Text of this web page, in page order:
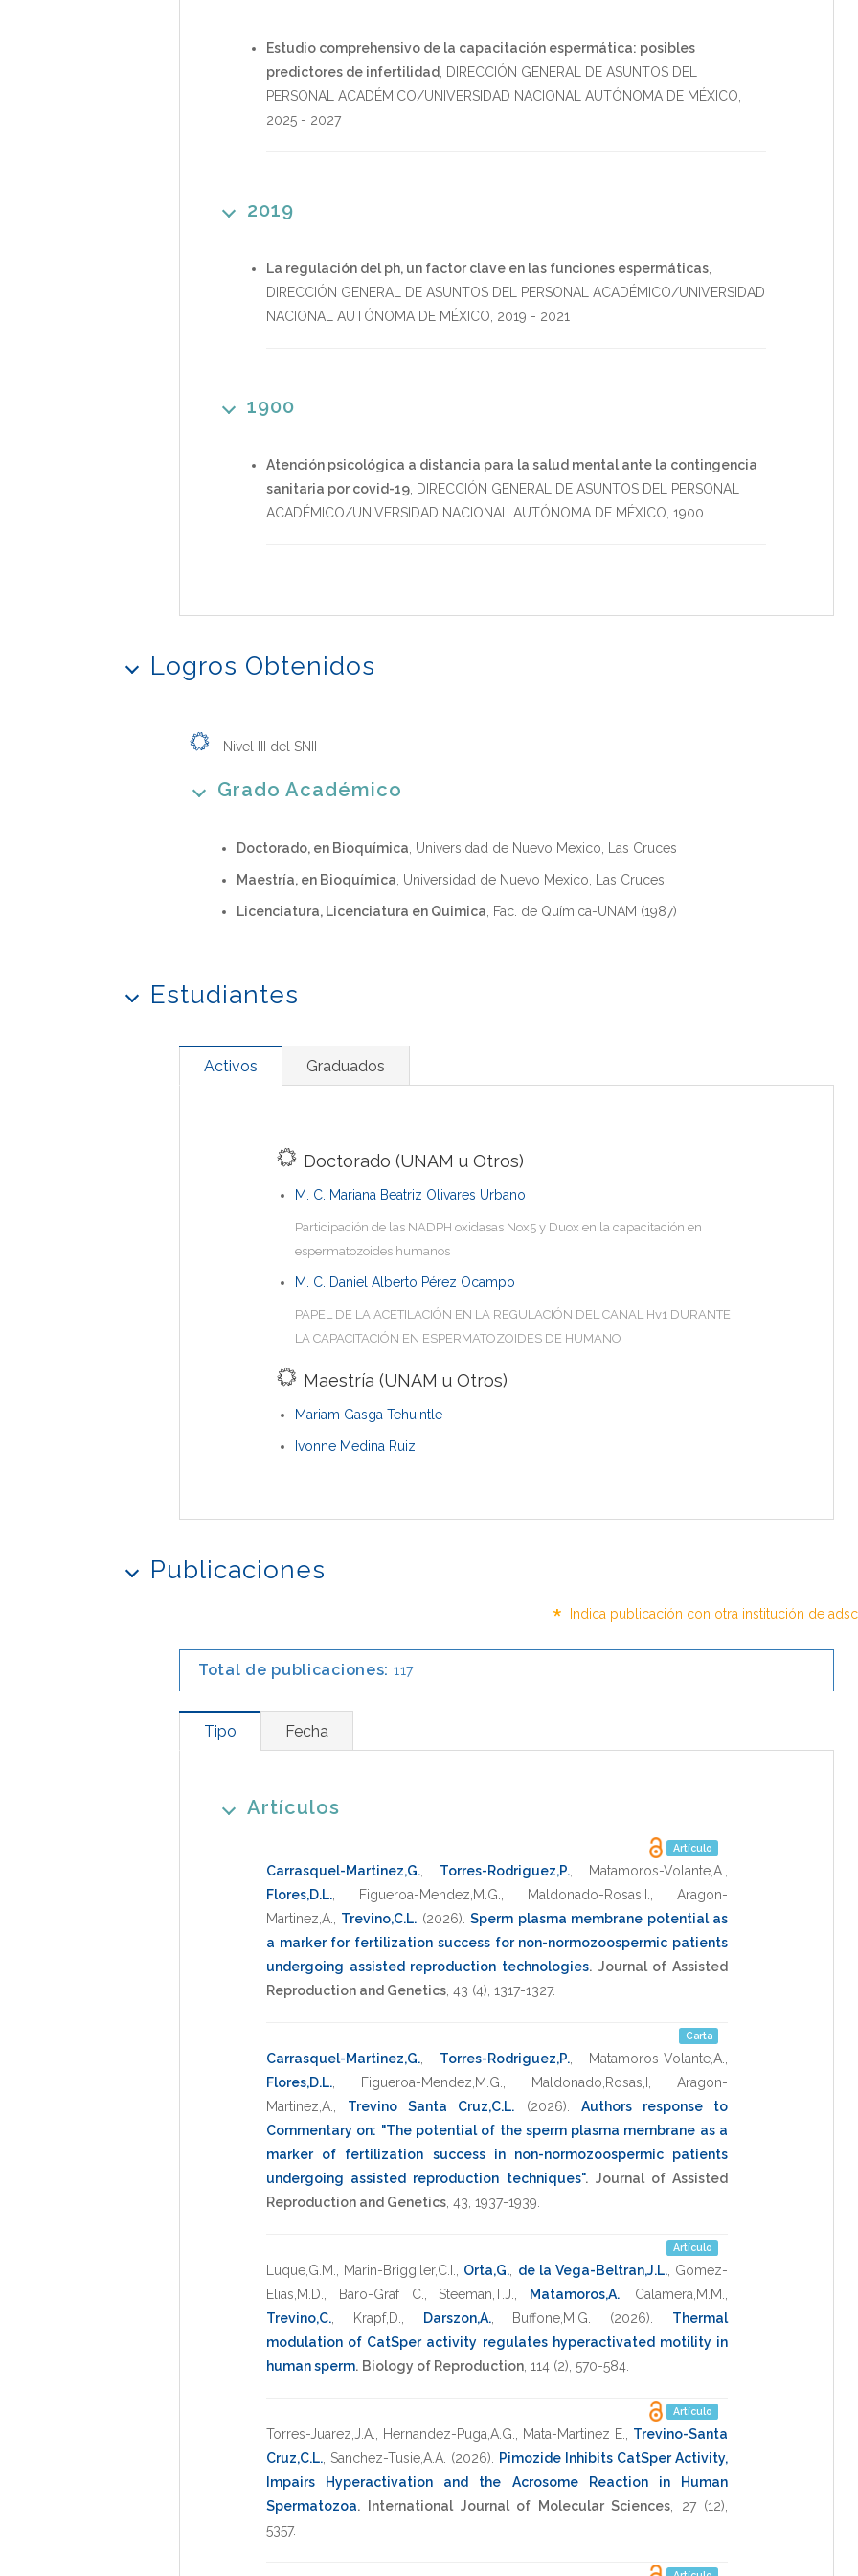
Estudio comprehensivo de la capacitación espermática: posibles
predictores de infertilidad
DIRECCIÓN GENERAL DE ASUNTOS DEL
PERSONAL ACADÉMICO/UNIVERSIDAD NACIONAL AUTÓNOMA DE MÉXICO
2025 - 2027
2019
La regulación del ph, un factor clave en las funciones espermáticas
DIRECCIÓN GENERAL DE ASUNTOS DEL PERSONAL ACADÉMICO/UNIVERSIDAD
NACIONAL AUTÓNOMA DE MÉXICO 2019 - 2021
1900
Atención psicológica a distancia para la salud mental ante la contingencia
sanitaria por covid-19 DIRECCIÓN GENERAL DE ASUNTOS DEL PERSONAL
ACADÉMICO/UNIVERSIDAD NACIONAL AUTÓNOMA DE MÉXICO 1900
Logros Obtenidos
Nivel III del SNII
Grado Académico
Doctorado, en Bioquímica , Universidad de Nuevo Mexico, Las Cruces
Maestría, en Bioquímica , Universidad de Nuevo Mexico, Las Cruces
Licenciatura, Licenciatura en Quimica , Fac. de Química-UNAM (1987)
Estudiantes
Activos Graduados
Doctorado (UNAM u Otros)
M. C. Mariana Beatriz Olivares Urbano
Participación de las NADPH oxidasas Nox5 y Duox en la capacitación en
espermatozoides humanos
M. C. Daniel Alberto Pérez Ocampo
PAPEL DE LA ACETILACIÓN EN LA REGULACIÓN DEL CANAL Hv1 DURANTE
LA CAPACITACIÓN EN ESPERMATOZOIDES DE HUMANO
Maestría (UNAM u Otros)
Mariam Gasga Tehuintle
Ivonne Medina Ruiz
Publicaciones
* Indica publicación con otra institución de
Total de publicaciones: 117
Tipo Fecha
Artículos
Artículo
Carrasquel-Martinez,G. Torres-Rodriguez,P. Matamoros-Volante,A.
Flores,D.L.
Figueroa-Mendez,M.G. Maldonado-Rosas,I.
Aragon-
Martinez,A.
Trevino,C.L. (2026) .Sperm plasma membrane potential as
a marker for fertilization success for non-normozoospermic patients
undergoing assisted reproduction technologies. Journal of Assisted
Reproduction and Genetics 43 (4), 1317-1327.
Carta
Carrasquel-Martinez,G. Torres-Rodriguez,P. Matamoros-Volante,A.
Flores,D.L.
Figueroa-Mendez,M.G. Maldonado,Rosas,I
Aragon-
Martinez,A.
Trevino Santa Cruz,C.L. (2026)
Authors response to
Commentary on: "The potential of the sperm plasma membrane as a
marker of fertilization success in non-normozoospermic patients
undergoing assisted reproduction techniques". Journal of Assisted
Reproduction and Genetics 43 1937-1939
Artículo
Luque,G.M. Marin-Briggiler,C.I. Orta,G. de la Vega-Beltran,J.L., Gomez-
Elias,M.D.
Baro-Graf C. Steeman,T.J. Matamoros,A. Calamera,M.M.
Trevino,C.
Krapf,D. Darszon,A., Buffone,M.G. (2026)
Thermal
modulation of CatSper activity regulates hyperactivated motility in
human sperm. Biology of Reproduction 114 (2), 570-584
Artículo
Torres-Juarez,J.A. Hernandez-Puga,A.G. Mata-Martinez E.
Trevino-Santa
Cruz,C.L. Sanchez-Tusie,A.A. (2026)
Pimozide Inhibits CatSper Activity,
Impairs Hyperactivation and the Acrosome Reaction in Human
Spermatozoa. International Journal of Molecular Sciences 27(12),
5357.